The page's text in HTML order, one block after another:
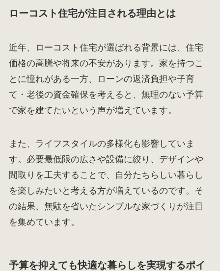
ローコスト住宅が注目される理由とは
近年、ローコスト住宅が選ばれる背景には、住宅
価格の高騰や将来の不安があります。家を持つこ
とに憧れがある一方、ローンの返済負担や子育
て・老後の資金確保を考えると、無理のない予算
で家を建てたいという声が増えています。
また、ライフスタイルの多様化も影響していま
す。必要最低限の広さや設備に絞り、デザインや
間取りを工夫することで、自分たちらしい暮らし
を楽しみたいと考える方が増えているのです。そ
の結果、無駄を省いたシンプルな家づくりが注目
を集めています。
予算を抑えても快適な暮らしを実現するポイ